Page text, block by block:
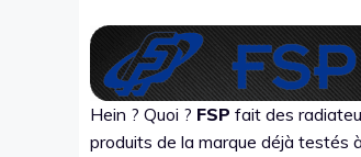
Hein ? Quoi ? FSP fait des
produits de la marque déjà testés à